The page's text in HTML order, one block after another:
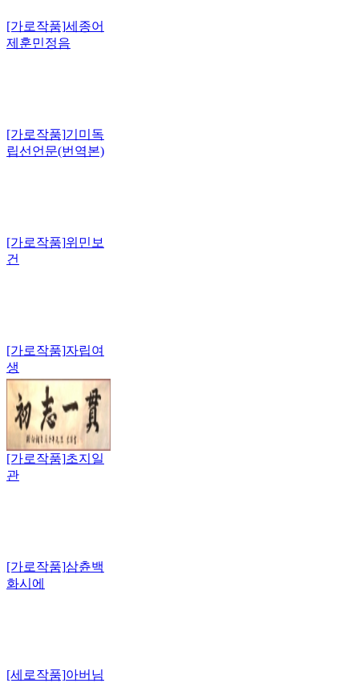
[가로작품]세종어
제훈민정음
[가로작품]기미독
립선언문(번역본)
[가로작품]위민보
건
[가로작품]자립여
생
[가로작품]초지일
관
[가로작품]삼츈백
화시에
[세로작품]아버님